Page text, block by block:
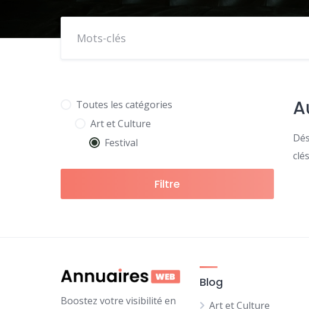
Toutes les catégories
Art et Culture
Festival
Filtre
Boostez votre visibilité en
Blog
Art et Culture